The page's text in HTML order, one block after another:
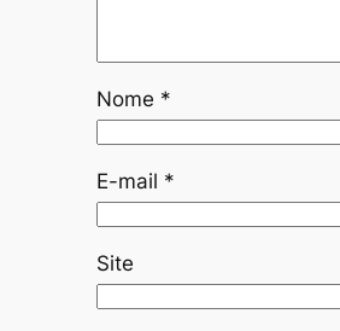
Nome *
E-mail *
Site